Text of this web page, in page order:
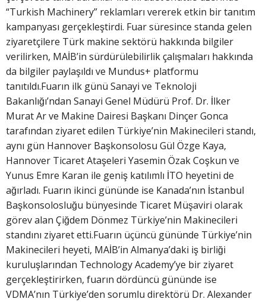
“Turkish Machinery” reklamları vererek etkin bir tanıtım
kampanyası gerçekleştirdi. Fuar süresince standa gelen
ziyaretçilere Türk makine sektörü hakkında bilgiler
verilirken, MAİB’in sürdürülebilirlik çalışmaları hakkında
da bilgiler paylaşıldı ve Mundus+ platformu
tanıtıldı.Fuarın ilk günü Sanayi ve Teknoloji
Bakanlığı’ndan Sanayi Genel Müdürü Prof. Dr. İlker
Murat Ar ve Makine Dairesi Başkanı Dinçer Gonca
tarafından ziyaret edilen Türkiye’nin Makinecileri standı,
aynı gün Hannover Başkonsolosu Gül Özge Kaya,
Hannover Ticaret Ataşeleri Yasemin Özak Coşkun ve
Yunus Emre Karan ile geniş katılımlı İTO heyetini de
ağırladı. Fuarın ikinci gününde ise Kanada’nın İstanbul
Başkonsolosluğu bünyesinde Ticaret Müşaviri olarak
görev alan Çiğdem Dönmez Türkiye’nin Makinecileri
standını ziyaret etti.Fuarın üçüncü gününde Türkiye’nin
Makinecileri heyeti, MAİB’in Almanya’daki iş birliği
kuruluşlarından Technology Academy’ye bir ziyaret
gerçekleştirirken, fuarın dördüncü gününde ise
VDMA’nın Türkiye’den sorumlu direktörü Dr. Alexander